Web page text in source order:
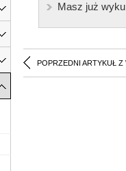
Masz już
POPRZEDNI ARTYKUŁ Z